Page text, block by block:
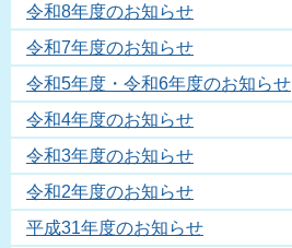
令和8年度のお知らせ
令和7年度のお知らせ
令和5年度・令和6年度のお知らせ
令和4年度のお知らせ
令和3年度のお知らせ
令和2年度のお知らせ
平成31年度のお知らせ